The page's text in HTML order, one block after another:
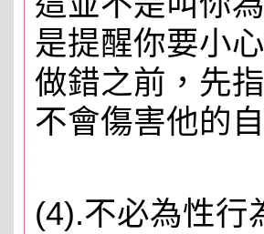
是提醒你要小
做錯之前，先
不會傷害他的
(4).不必為性行